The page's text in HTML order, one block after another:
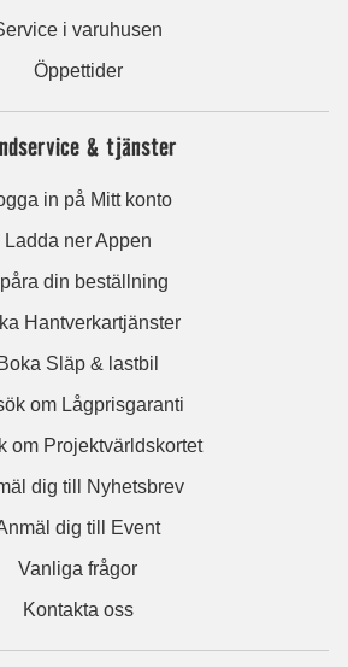
i varuhusen
Öppettider
& tjänster
in på Mitt konto
Ladda ner Appen
din beställning
Hantverkartjänster
Boka Släp & lastbil
om Lågprisgaranti
om Projektvärldskortet
dig till Nyhetsbrev
dig till Event
Vanliga frågor
Kontakta oss